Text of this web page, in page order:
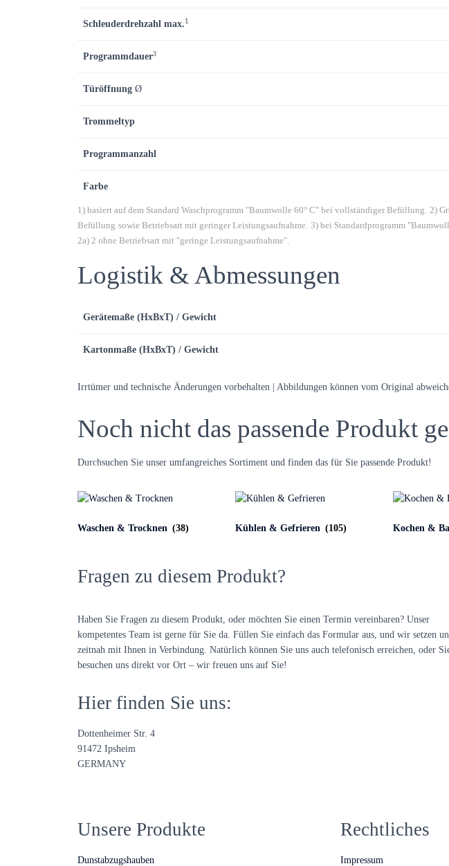
Schleuderdrehzahl max.1
Programmdauer3
Türöffnung Ø
Trommeltyp
Programmanzahl
Farbe
1) basiert auf dem Standard Waschprogramm "Baumwolle 60° C" bei vollständiger Befüllung. 2)
Befüllung sowie Betriebsart mit geringer Leistungsaufnahme. 3) bei Standardprogramm
2a) 2 ohne Betriebsart mit "geringe Leistungsaufnahme".
Logistik & Abmessungen
Gerätemaße (HxBxT) / Gewicht
Kartonmaße (HxBxT) / Gewicht
Irrtümer und technische Änderungen vorbehalten | Abbildungen können vom Original
Noch nicht das passende Produkt
Durchsuchen Sie unser umfangreiches Sortiment und finden das für Sie passende Produkt!
Waschen & Trocknen (38) Kühlen & Gefrieren (105) Kochen &
Fragen zu diesem Produkt?
Haben Sie Fragen zu diesem Produkt, oder möchten Sie einen Termin vereinbaren? Unser
kompetentes Team ist gerne für Sie da. Füllen Sie einfach das Formular aus, und wir setzen
zeitnah mit Ihnen in Verbindung. Natürlich können Sie uns auch telefonisch erreichen, oder
besuchen uns direkt vor Ort – wir freuen uns auf Sie!
Hier finden Sie uns:
Dottenheimer Str. 4
91472 Ipsheim
GERMANY
Unsere Produkte
Dunstabzugshauben
Rechtliches
Impressum